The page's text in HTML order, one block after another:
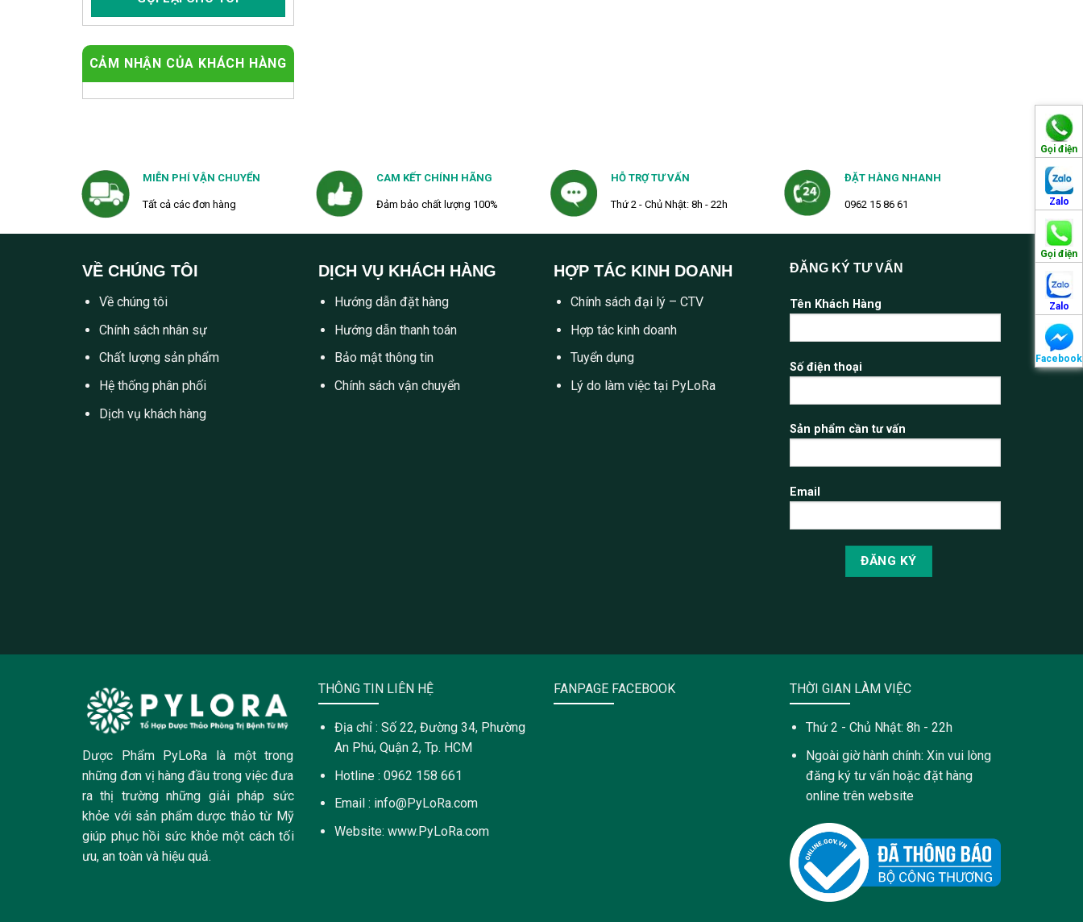
Gọi điện
Zalo
Gọi điện
Zalo
Facebook
CẢM NHẬN CỦA KHÁCH HÀNG
MIỄN PHÍ VẬN CHUYỂN
Tất cả các đơn hàng
CAM KẾT CHÍNH HÃNG
Đảm bảo chất lượng 100%
HỖ TRỢ TƯ VẤN
Thứ 2 - Chủ Nhật: 8h - 22h
ĐẶT HÀNG NHANH
0962 15 86 61
VỀ CHÚNG TÔI
Về chúng tôi
Chính sách nhân sự
Chất lượng sản phẩm
Hệ thống phân phối
Dịch vụ khách hàng
DỊCH VỤ KHÁCH HÀNG
Hướng dẫn đặt hàng
Hướng dẫn thanh toán
Bảo mật thông tin
Chính sách vận chuyển
HỢP TÁC KINH DOANH
Chính sách đại lý – CTV
Hợp tác kinh doanh
Tuyển dụng
Lý do làm việc tại PyLoRa
ĐĂNG KÝ TƯ VẤN
Tên Khách Hàng
Số điện thoại
Sản phẩm cần tư vấn
Email
Dược Phẩm PyLoRa là một trong
những đơn vị hàng đầu trong việc đưa
ra thị trường những giải pháp sức
khỏe với sản phẩm dược thảo từ Mỹ
giúp phục hồi sức khỏe một cách tối
ưu, an toàn và hiệu quả.
THÔNG TIN LIÊN HỆ
Địa chỉ : Số 22, Đường 34, Phường
An Phú, Quận 2, Tp. HCM
Hotline : 0962 158 661
Email : info@PyLoRa.com
Website: www.PyLoRa.com
FANPAGE FACEBOOK THỜI GIAN LÀM VIỆC
Thứ 2 - Chủ Nhật: 8h - 22h
Ngoài giờ hành chính: Xin vui lòng
đăng ký tư vấn hoặc đặt hàng
online trên website